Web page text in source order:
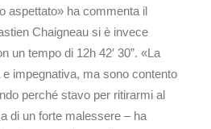
aspettato» ha commenta il
Chaigneau si è invece
un tempo di 12h 42′ 30”. «La
impegnativa, ma sono contento
perché stavo per ritirarmi al
di un forte malessere – ha